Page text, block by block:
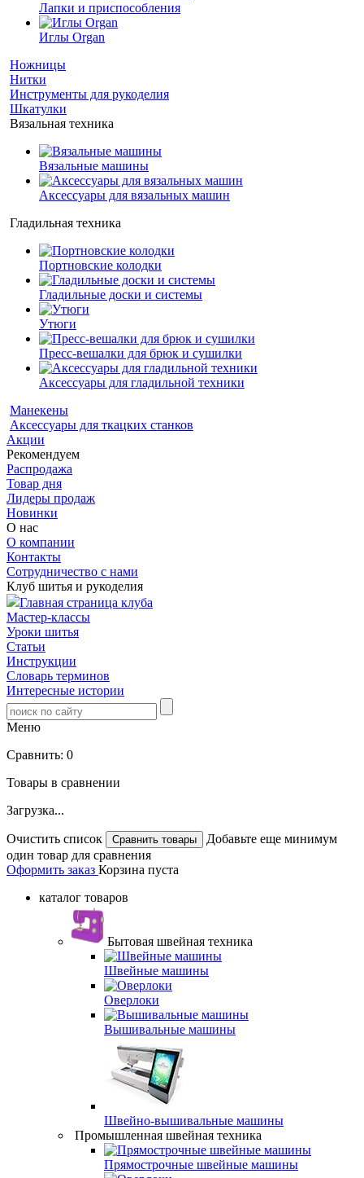
Лапки и приспособления
Иглы Organ
Ножницы
Нитки
Инструменты для рукоделия
Шкатулки
Вязальная техника
Вязальные машины
Аксессуары для вязальных машин
Гладильная техника
Портновские колодки
Гладильные доски и системы
Утюги
Пресс-вешалки для брюк и сушилки
Аксессуары для гладильной техники
Манекены
Аксессуары для ткацких станков
Акции
Рекомендуем
Распродажа
Товар дня
Лидеры продаж
Новинки
О нас
О компании
Контакты
Сотрудничество с нами
Клуб шитья и рукоделия
Главная страница клуба
Мастер-классы
Уроки шитья
Статьи
Инструкции
Словарь терминов
Интересные истории
Меню
Сравнить: 0
Товары в сравнении
Загрузка...
Очистить список
Добавьте еще минимум
один товар для сравнения
Оформить заказ Корзина пуста
каталог товаров
Бытовая швейная техника
Швейные машины
Оверлоки
Вышивальные машины
Швейно-вышивальные машины
Промышленная швейная техника
Прямострочные швейные машины